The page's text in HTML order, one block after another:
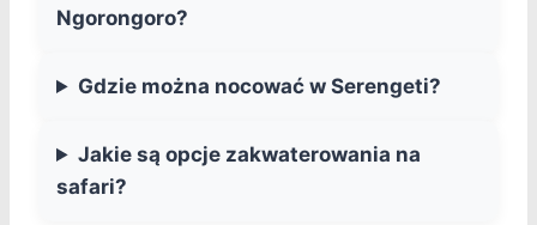
Ngorongoro?
Gdzie można nocować w Serengeti?
Jakie są opcje zakwaterowania na
safari?